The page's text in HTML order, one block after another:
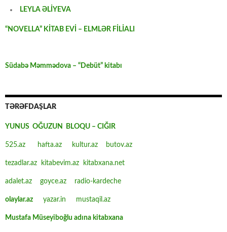
LEYLA ƏLİYEVA
“NOVELLA” KİTAB EVİ – ELMLƏR FİLİALI
Südabə Məmmədova – “Debüt” kitabı
TƏRƏFDAŞLAR
YUNUS OĞUZUN BLOQU – CIĞIR
525.az hafta.az kultur.az butov.az
tezadlar.az kitabevim.az kitabxana.net
adalet.az goyce.az radio-kardeche
olaylar.az yazar.in mustaqil.az
Mustafa Müseyiboğlu adına kitabxana